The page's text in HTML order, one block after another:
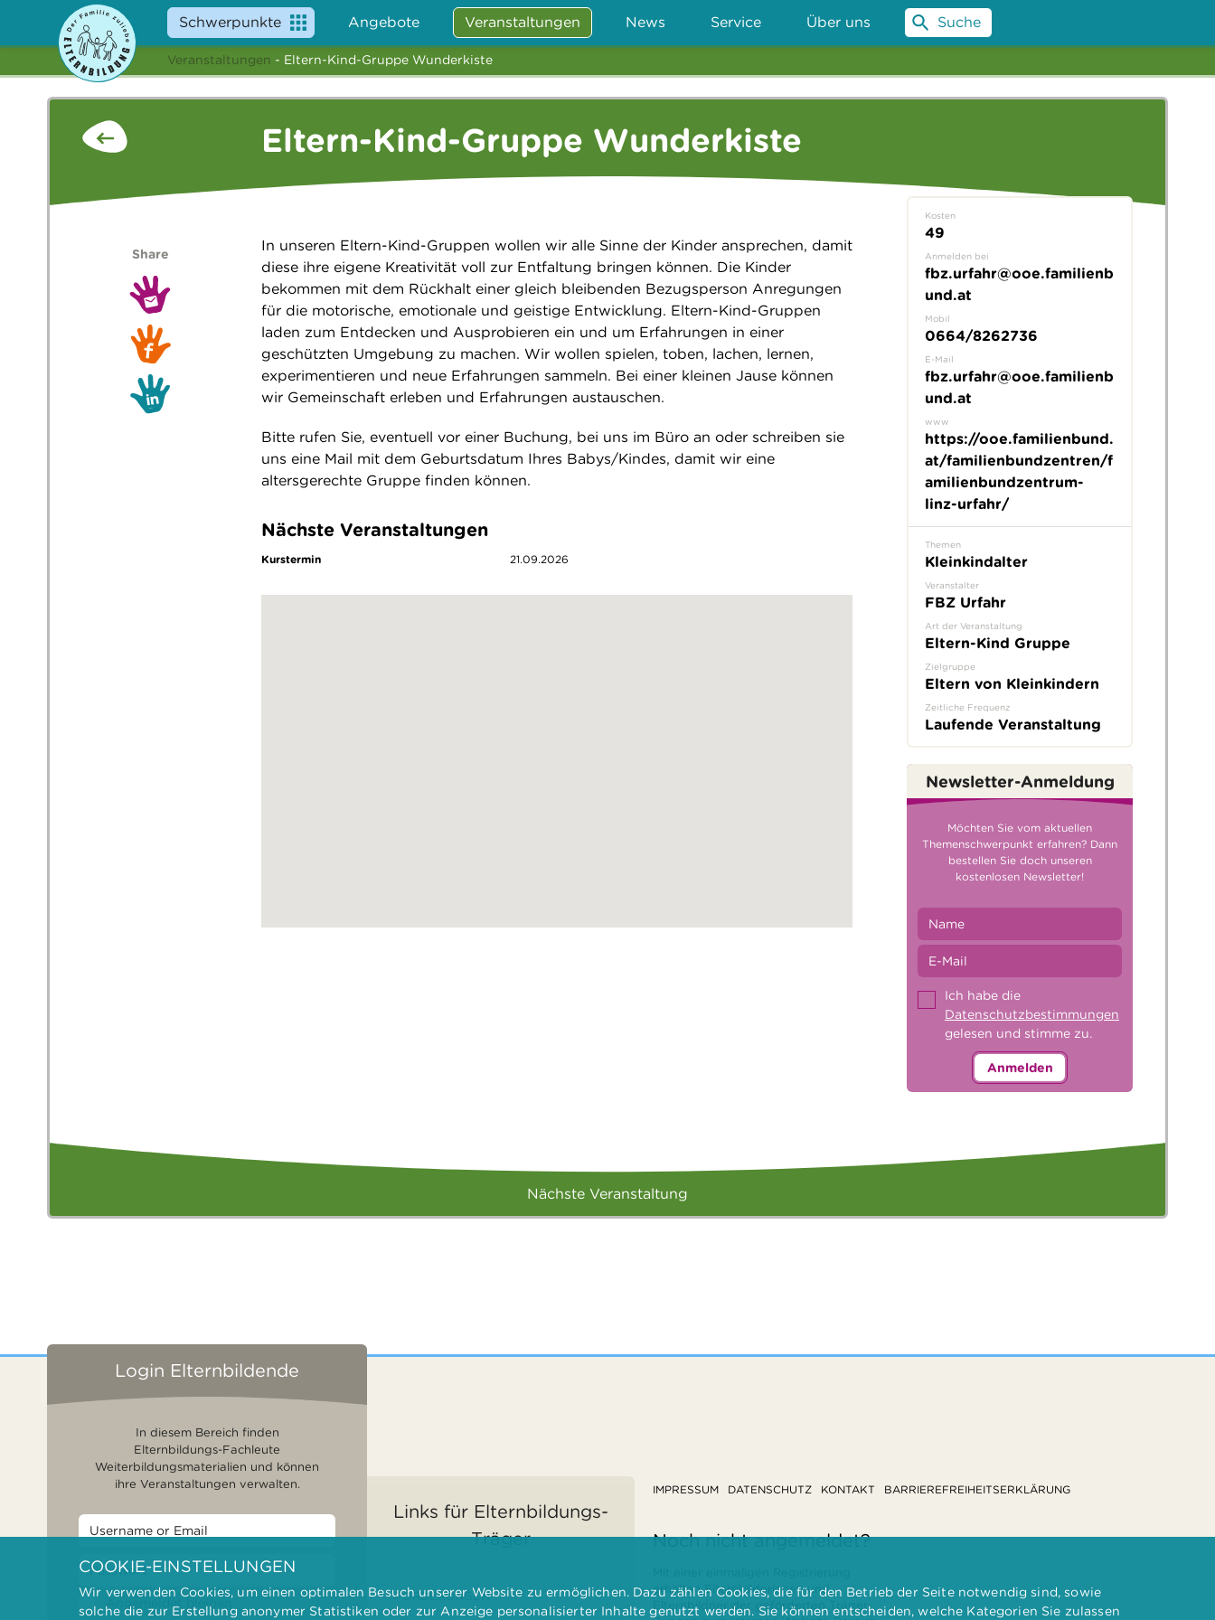
Schwerpunkte Angebote Veranstaltungen News Service Über uns Suche
Veranstaltungen - Eltern-Kind-Gruppe Wunderkiste
Eltern-Kind-Gruppe Wunderkiste
In unseren Eltern-Kind-Gruppen wollen wir alle Sinne der Kinder ansprechen, damit
diese ihre eigene Kreativität voll zur Entfaltung bringen können. Die Kinder
bekommen mit dem Rückhalt einer gleich bleibenden Bezugsperson Anregungen
für die motorische, emotionale und geistige Entwicklung. Eltern-Kind-Gruppen
laden zum Entdecken und Ausprobieren ein und um Erfahrungen in einer
geschützten Umgebung zu machen. Wir wollen spielen, toben, lachen, lernen,
experimentieren und neue Erfahrungen sammeln. Bei einer kleinen Jause können
wir Gemeinschaft erleben und Erfahrungen austauschen.
Bitte rufen Sie, eventuell vor einer Buchung, bei uns im Büro an oder schreiben sie
uns eine Mail mit dem Geburtsdatum Ihres Babys/Kindes, damit wir eine
altersgerechte Gruppe finden können.
Nächste Veranstaltungen
Kurstermin 21.09.2026
Share
Kosten
49
Anmelden bei
fbz.urfahr@ooe.familienb
und.at
Mobil
0664/8262736
E-Mail
fbz.urfahr@ooe.familienb
und.at
www
https://ooe.familienbund.
at/familienbundzentren/f
amilienbundzentrum-
linz-urfahr/
Themen
Kleinkindalter
Veranstalter
FBZ Urfahr
Art der Veranstaltung
Eltern-Kind Gruppe
Zielgruppe
Eltern von Kleinkindern
Zeitliche Frequenz
Laufende Veranstaltung
Newsletter-Anmeldung
Möchten Sie vom aktuellen
Themenschwerpunkt erfahren? Dann
bestellen Sie doch unseren
kostenlosen Newsletter!
Ich habe die
Datenschutzbestimmungen
gelesen und stimme zu.
Anmelden
Nächste Veranstaltung
Login Elternbildende
In diesem Bereich finden
Elternbildungs-Fachleute
Weiterbildungsmaterialien und können
ihre Veranstaltungen verwalten.
Angemeldet bleiben
Links für Elternbildungs-
Träger
FÖRDERUNGEN
IMPRESSUM DATENSCHUTZ KONTAKT BARRIEREFREIHEITSERKLÄRUNG
Noch nicht angemeldet?
erhalten Elternbilderinnen und
Elternbildner der geförderten Träger
COOKIE-EINSTELLUNGEN
Wir verwenden Cookies, um einen optimalen Besuch unserer Website zu ermöglichen. Dazu zählen Cookies, die für den Betrieb der Seite notwendig sind, sowie
solche die zur Erstellung anonymer Statistiken oder zur Anzeige personalisierter Inhalte genutzt werden. Sie können entscheiden, welche Kategorien Sie zulassen